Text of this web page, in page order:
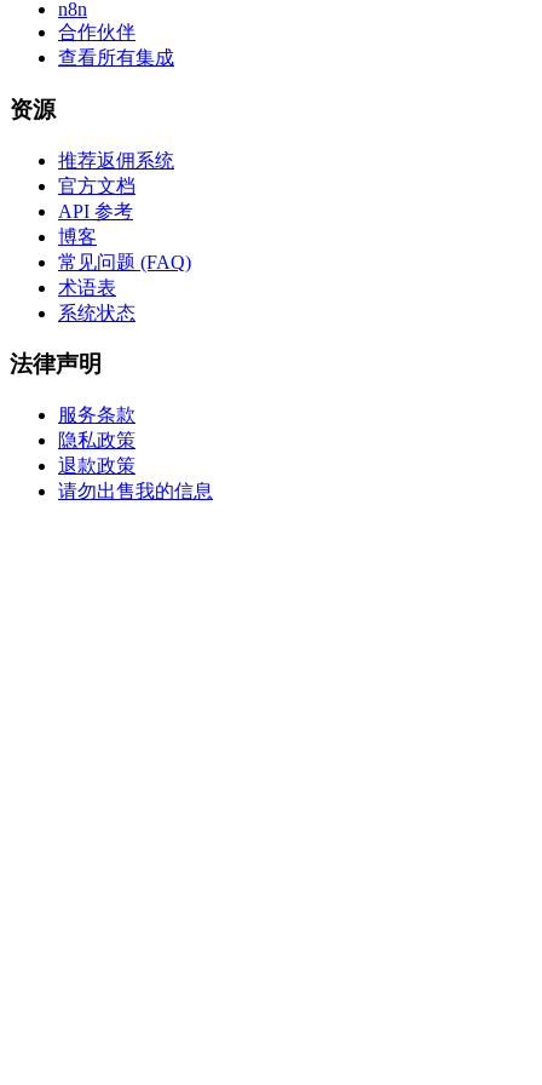
n8n
合作伙伴
查看所有集成
资源
推荐返佣系统
官方文档
API 参考
博客
常见问题 (FAQ)
术语表
系统状态
法律声明
服务条款
隐私政策
退款政策
请勿出售我的信息